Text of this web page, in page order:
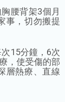
腰背架3個月
事，切勿搬提
15分鐘，6次
，使受傷的部
層熱療、直線